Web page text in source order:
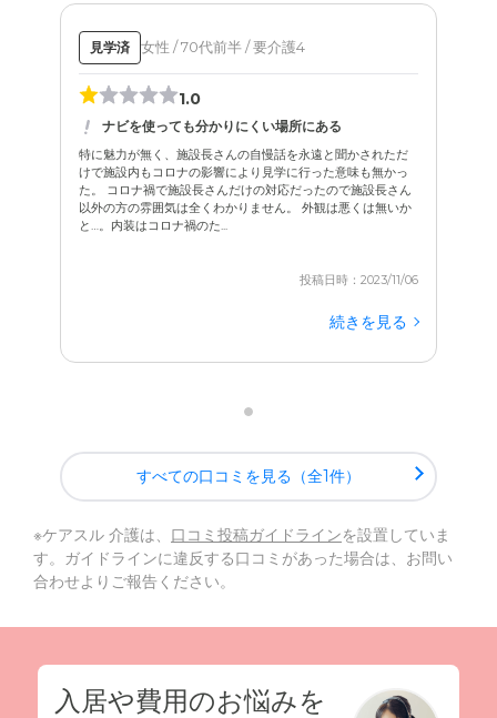
見学済 女性 / 70代前半 / 要介護4
1.0
ナビを使っても分かりにくい場所にある
特に魅力が無く、施設長さんの自慢話を永遠と聞かされただ
けで施設内もコロナの影響により見学に行った意味も無かっ
た。 コロナ禍で施設長さんだけの対応だったので施設長さん
以外の方の雰囲気は全くわかりません。 外観は悪くは無いか
と…。内装はコロナ禍のた...
投稿日時：2023/11/06
続きを見る
すべての口コミを見る（全1件）
※ケアスル 介護は、 口コミ投稿ガイドラインを設置していま
す。ガイドラインに違反する口コミがあった場合は、お問い
合わせよりご報告ください。
入居や費用のお悩みを